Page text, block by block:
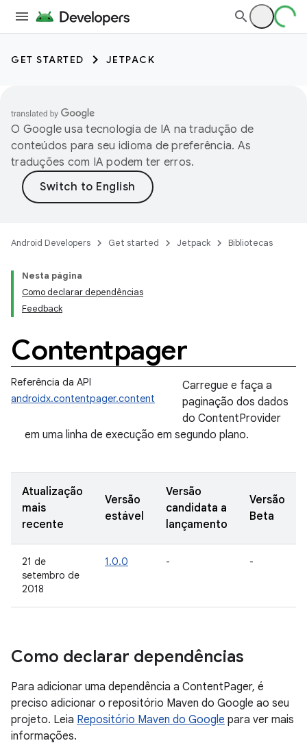
GET STARTED JETPACK
O Google usa tecnologia de IA na tradução de
conteúdos para seu idioma de preferência. As
traduções com IA podem ter erros.
Android Developers Get started Jetpack Bibliotecas
Nesta página
Como declarar dependências
Feedback
Contentpager
Referência da API
androidx.contentpager.content
Carregue e faça a
paginação dos dados
do ContentProvider
em uma linha de execução em segundo plano.
Atualização
mais
recente
Versão
estável
Versão
candidata a
lançamento
Versão
Beta
21 de
setembro de
2018
1.0.0 - -
Como declarar dependências
Para adicionar uma dependência a ContentPager, é
preciso adicionar o repositório Maven do Google ao seu
projeto. Leia Repositório Maven do Google para ver mais
informações.